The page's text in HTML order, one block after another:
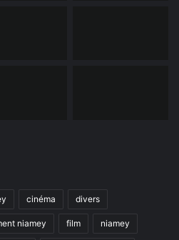
cinéma divers
niamey film niamey